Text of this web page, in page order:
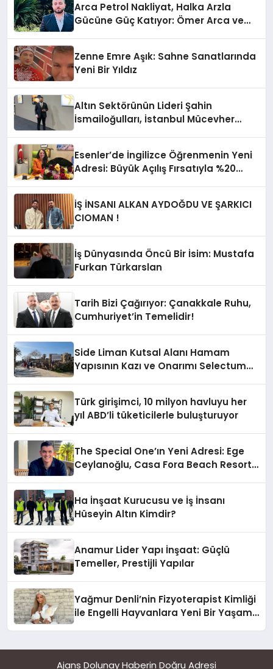
Arca Petrol Nakliyat, Halka Arzla
Gücüne Güç Katıyor: Ömer Arca ve
Zenne Emre Aşık: Sahne Sanatlarında
Yeni Bir Yıldız
Altın Sektörünün Lideri Şahin
İsmailoğulları, İstanbul Mücevher
Esenler’de İngilizce Öğrenmenin Yeni
Adresi: Büyük Açılış Fırsatıyla %20
İŞ İNSANI ALKAN AYDOĞDU VE ŞARKICI
CIOMAN !
İş Dünyasında Öncü Bir İsim: Mustafa
Furkan Türkarslan
Tarih Bizi Çağırıyor: Çanakkale Ruhu,
Cumhuriyet’in Temelidir!
Side Liman Kutsal Alanı Hamam
Yapısının Kazı ve Onarımı Selectum
Türk girişimci, 10 milyon havluyu her
yıl ABD’li tüketicilerle buluşturuyor
The Special One’ın Yeni Adresi: Ege
Ceylanoğlu, Casa Fora Beach Resort
Ha İnşaat Kurucusu ve İş İnsanı
Hüseyin Altın Kimdir?
Anamur Lider Yapı İnşaat: Güçlü
Temeller, Prestijli Yapılar
Yağmur Denli’nin Fizyoterapist Kimliği
ile Engelli Hayvanlara Yeni Bir Yaşam
Ajans Dolunay Haberin Doğru Adresi